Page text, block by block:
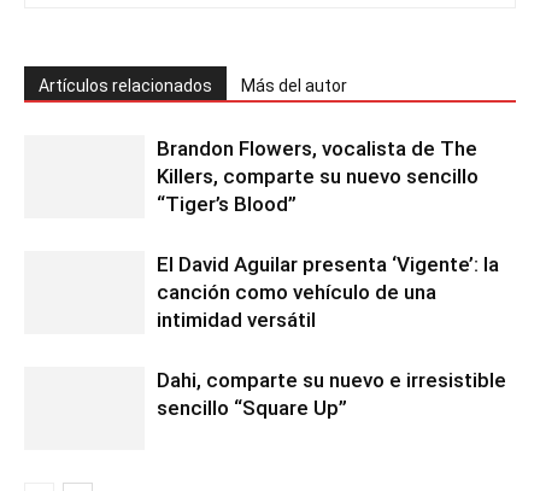
Artículos relacionados Más del autor
Brandon Flowers, vocalista de The
Killers, comparte su nuevo sencillo
“Tiger’s Blood”
El David Aguilar presenta ‘Vigente’: la
canción como vehículo de una
intimidad versátil
Dahi, comparte su nuevo e irresistible
sencillo “Square Up”